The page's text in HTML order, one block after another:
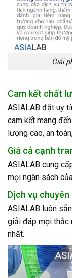
Giải
Cam kết chất
ASIALAB đặt uy
cam kết mang
lượng cao, an
Giá cả cạnh
ASIALAB cung
mọi ngân sách
Dịch vụ chuyên
ASIALAB luôn
giải đáp mọi thắc
nhất.